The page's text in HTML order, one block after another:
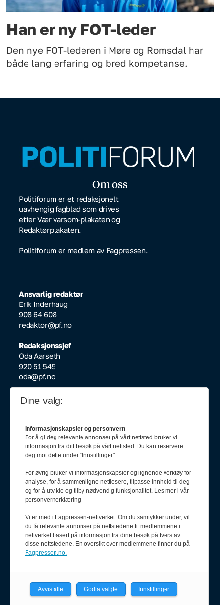
Han er ny FOT-leder
Den nye FOT-lederen i Møre og Romsdal har
både lang erfaring og bred kompetanse.
Om oss
Politiforum er et redaksjonelt
uavhengig fagblad som drives
etter Vær varsom-plakaten og
Redaktørplakaten.
Politiforum er medlem av Fagpressen.
Ansvarlig redaktør
Erik Inderhaug
908 64 608
redaktor@pf.no
Redaksjonssjef
Oda Aarseth
920 51 545
oda@pf.no
Karianne Grindem
408 62 411
karianne@pf.no
Journalist
Olav Stadheim
957 38 579
olav@pf.no
Journalist
Henrik Haug Laursen
Annonseselger
Dine valg:
Informasjonskapsler og personvern
For å gi deg relevante annonser på vårt nettsted bruker vi
informasjon fra ditt besøk på vårt nettsted. Du kan reservere
deg mot dette under "Innstillinger".
For øvrig bruker vi informasjonskapsler og lignende verktøy for
analyse, for å sammenligne nettlesere, tilpasse innhold til deg
og for å utvikle og tilby nødvendig funksjonalitet. Les mer i vår
personvernerklæring.
Vi er med i Fagpressen-nettverket. Om du samtykker under, vil
du få relevante annonser på nettstedene til medlemmene i
nettverket basert på informasjon fra dine besøk på tvers av
disse nettstedene. En oversikt over medlemmene finner du på
Fagpressen.no.
Avvis alle Godta valgte Innstillinger